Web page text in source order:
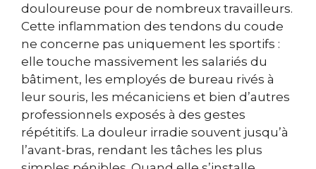
douloureuse pour de nombreux travailleurs.
Cette inflammation des tendons du coude
ne concerne pas uniquement les sportifs :
elle touche massivement les salariés du
bâtiment, les employés de bureau rivés à
leur souris, les mécaniciens et bien d’autres
professionnels exposés à des gestes
répétitifs. La douleur irradie souvent jusqu’à
l’avant-bras, rendant les tâches les plus